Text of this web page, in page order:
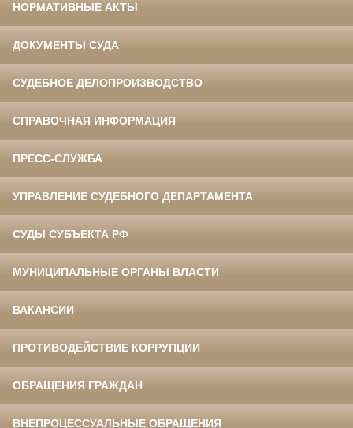
НОРМАТИВНЫЕ АКТЫ
ДОКУМЕНТЫ СУДА
СУДЕБНОЕ ДЕЛОПРОИЗВОДСТВО
СПРАВОЧНАЯ ИНФОРМАЦИЯ
ПРЕСС-СЛУЖБА
УПРАВЛЕНИЕ СУДЕБНОГО ДЕПАРТАМЕНТА
СУДЫ СУБЪЕКТА РФ
МУНИЦИПАЛЬНЫЕ ОРГАНЫ ВЛАСТИ
ВАКАНСИИ
ПРОТИВОДЕЙСТВИЕ КОРРУПЦИИ
ОБРАЩЕНИЯ ГРАЖДАН
ВНЕПРОЦЕССУАЛЬНЫЕ ОБРАЩЕНИЯ